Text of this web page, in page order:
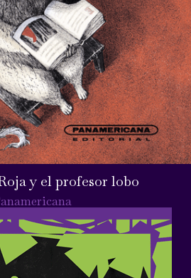
y el profesor lobo